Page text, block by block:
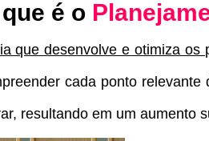
é o
que desenvolve e otimiza os
cada ponto relevante
resultando em um aumento